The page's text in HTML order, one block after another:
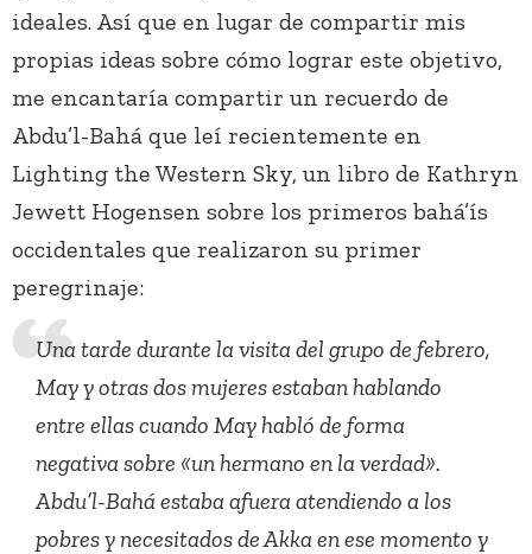
ideales. Así que en lugar de compartir mis
propias ideas sobre cómo lograr este objetivo,
me encantaría compartir un recuerdo de
Abdu’l-Bahá que leí recientemente en
Lighting the Western Sky, un libro de Kathryn
Jewett Hogensen sobre los primeros bahá’ís
occidentales que realizaron su primer
peregrinaje:
Una tarde durante la visita del grupo de febrero,
May y otras dos mujeres estaban hablando
entre ellas cuando May habló de forma
negativa sobre «un hermano en la verdad».
Abdu’l-Bahá estaba afuera atendiendo a los
pobres y necesitados de Akka en ese momento y